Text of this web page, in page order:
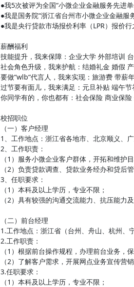
●我5次被评为全国“小微企业金融服务先进
●我是国务院“浙江省台州市小微企业金融服
●我是央行贷款市场报价利率（LPR）报价行
薪酬福利
技能提升，我来保障：企业大学 外部培训
社会角色升级，我来护航：结婚礼金 婚假
要做“wlb“代言人，我来实现：旅游费 带薪
过节要有面儿，我来满足：元旦补贴 端午
你同学有的，你也都有：社会保险 商业保
校招职位
（一）客户经理
1、工作地点：浙江省各地市、北京顺义、
2、工作职责：
（1）服务小微企业客户群体，开拓和维
（2）负责贷款调查、贷款业务经办和贷后
3、任职要求：
（1）本科及以上学历，专业不限；
（2）具有较强的沟通交流能力、抗压能力
（二）前台经理
1.工作地点：浙江省（台州、舟山、杭州、
2.工作职责：
（1）根据前台操作规程，办理前台业务，
（2）了解客户需求，开展网点业务宣传营销
3.任职要求：
（1）本科及以上学历，专业不限；